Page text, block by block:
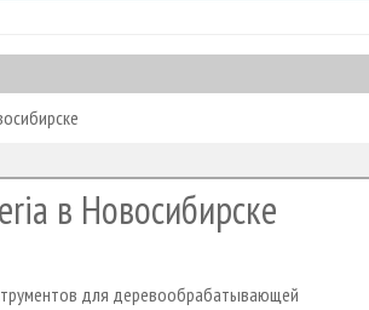
в Новосибирске
для деревообрабатывающей